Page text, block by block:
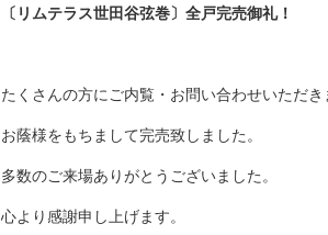
〔リムテラス世田谷弦巻〕 全戸完売御礼！
たくさんの方にご内覧・お問い合わせいただ
お蔭様をもちまして完売致しました。
多数のご来場ありがとうございました。
心より感謝申し上げます。